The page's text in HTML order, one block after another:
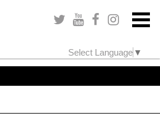
Select Language ▼